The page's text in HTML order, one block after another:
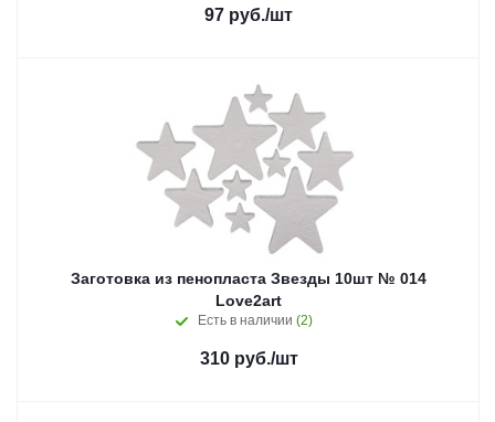
97 руб./шт
Заготовка из пенопласта Звезды 10шт № 014
Love2art
Есть в наличии (2)
310руб./шт